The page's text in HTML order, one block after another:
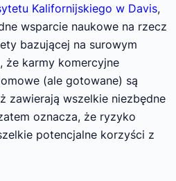
Kalifornijskiego w Davis,
wsparcie naukowe na rzecz
bazującej na surowym
że karmy komercyjne
(ale gotowane) są
zawierają wszelkie niezbędne
oznacza, że ryzyko
potencjalne korzyści z